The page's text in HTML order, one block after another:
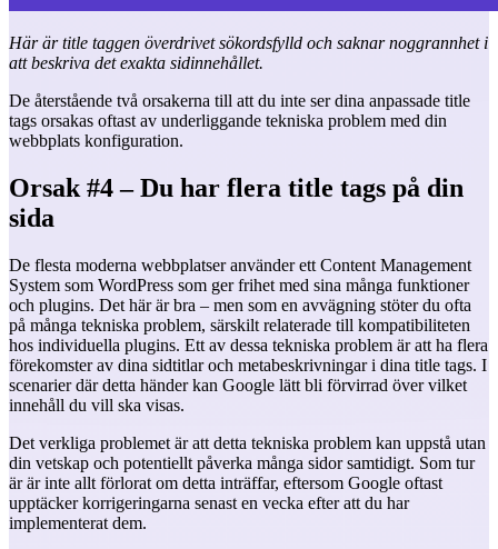
Här är title taggen överdrivet sökordsfylld och saknar noggrannhet i
att beskriva det exakta sidinnehållet.
De återstående två orsakerna till att du inte ser dina anpassade title
tags orsakas oftast av underliggande tekniska problem med din
webbplats konfiguration.
Orsak #4 – Du har flera title tags på din
sida
De flesta moderna webbplatser använder ett Content Management
System som WordPress som ger frihet med sina många funktioner
och plugins. Det här är bra – men som en avvägning stöter du ofta
på många tekniska problem, särskilt relaterade till kompatibiliteten
hos individuella plugins. Ett av dessa tekniska problem är att ha flera
förekomster av dina sidtitlar och metabeskrivningar i dina title tags. I
scenarier där detta händer kan Google lätt bli förvirrad över vilket
innehåll du vill ska visas.
Det verkliga problemet är att detta tekniska problem kan uppstå utan
din vetskap och potentiellt påverka många sidor samtidigt. Som tur
är är inte allt förlorat om detta inträffar, eftersom Google oftast
upptäcker korrigeringarna senast en vecka efter att du har
implementerat dem.